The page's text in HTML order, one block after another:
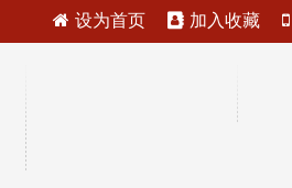
设为首页 加入收藏